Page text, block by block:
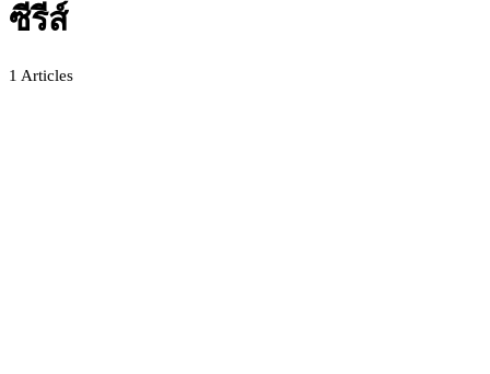
ซีรีส์
1 Articles